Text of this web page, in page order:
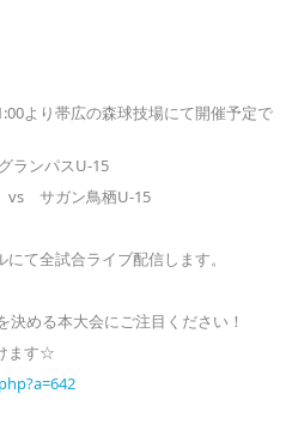
より帯広の森球技場にて開催予定で
ランパスU-15
vs サガン鳥栖U-15
て全試合ライブ配信します。
める本大会にご注目ください！
ます☆